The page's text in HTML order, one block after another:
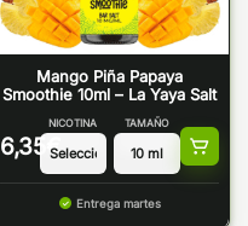
Mango Piña Papaya
Smoothie 10ml – La Yaya Salt
6,35 €
NICOTINA TAMAÑO
Entrega martes